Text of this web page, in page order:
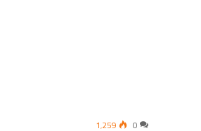
0 1٬259